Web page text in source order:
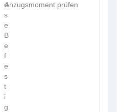
o
s
e
B
e
f
e
s
t
i
g
Anzugsmoment prüfen